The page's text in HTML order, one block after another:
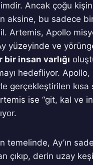
Ancak çoğu
aksine, bu sadece
Artemis, Apollo
yüzeyinde ve
insan varlığı
hedefliyor. Apollo,
gerçekleştirilen kısa
ise “git, kal ve
temelinde, Ay’ın
çıkıp, derin uzay